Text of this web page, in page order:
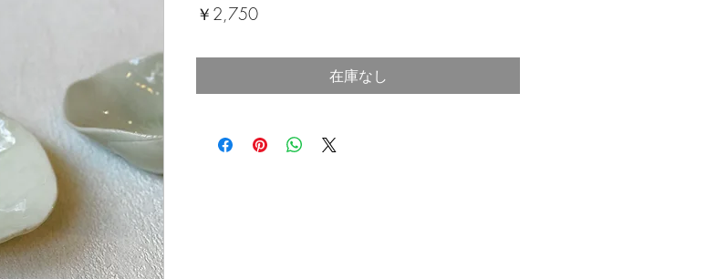
￥2,750価
在庫なし